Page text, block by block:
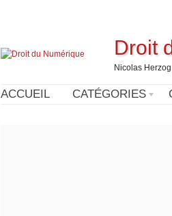
Droit
Nicolas
ACCUEIL CATÉGORIES